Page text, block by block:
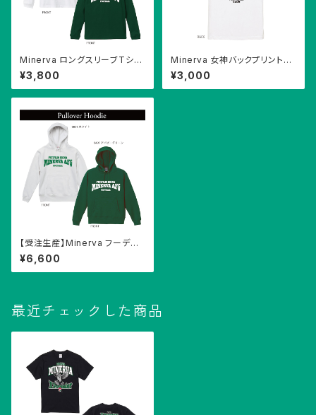
Minerva ロングスリーブTシャ
ツ
¥3,800
Minerva 女神バックプリントT
シャツ
¥3,000
【受注生産】Minerva フーディ
ー（裏起毛）
¥6,600
最近チェックした商品